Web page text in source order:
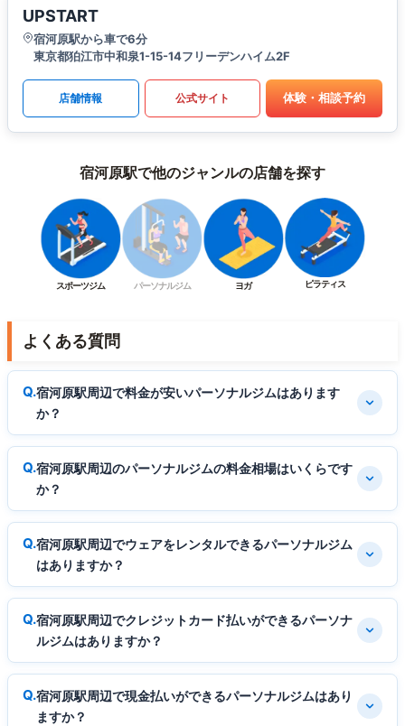
UPSTART
宿河原駅から車で6分
東京都狛江市中和泉1-15-14フリーデンハイム2F
店舗情報 公式サイト 体験・相談予約
宿河原駅で他のジャンルの店舗を探す
スポーツジム パーソナルジム ヨガ ピラティス
よくある質問
宿河原駅周辺で料金が安いパーソナルジムはあります
か？
宿河原駅周辺のパーソナルジムの料金相場はいくらです
か？
宿河原駅周辺でウェアをレンタルできるパーソナルジム
はありますか？
宿河原駅周辺でクレジットカード払いができるパーソナ
ルジムはありますか？
宿河原駅周辺で現金払いができるパーソナルジムはあり
ますか？